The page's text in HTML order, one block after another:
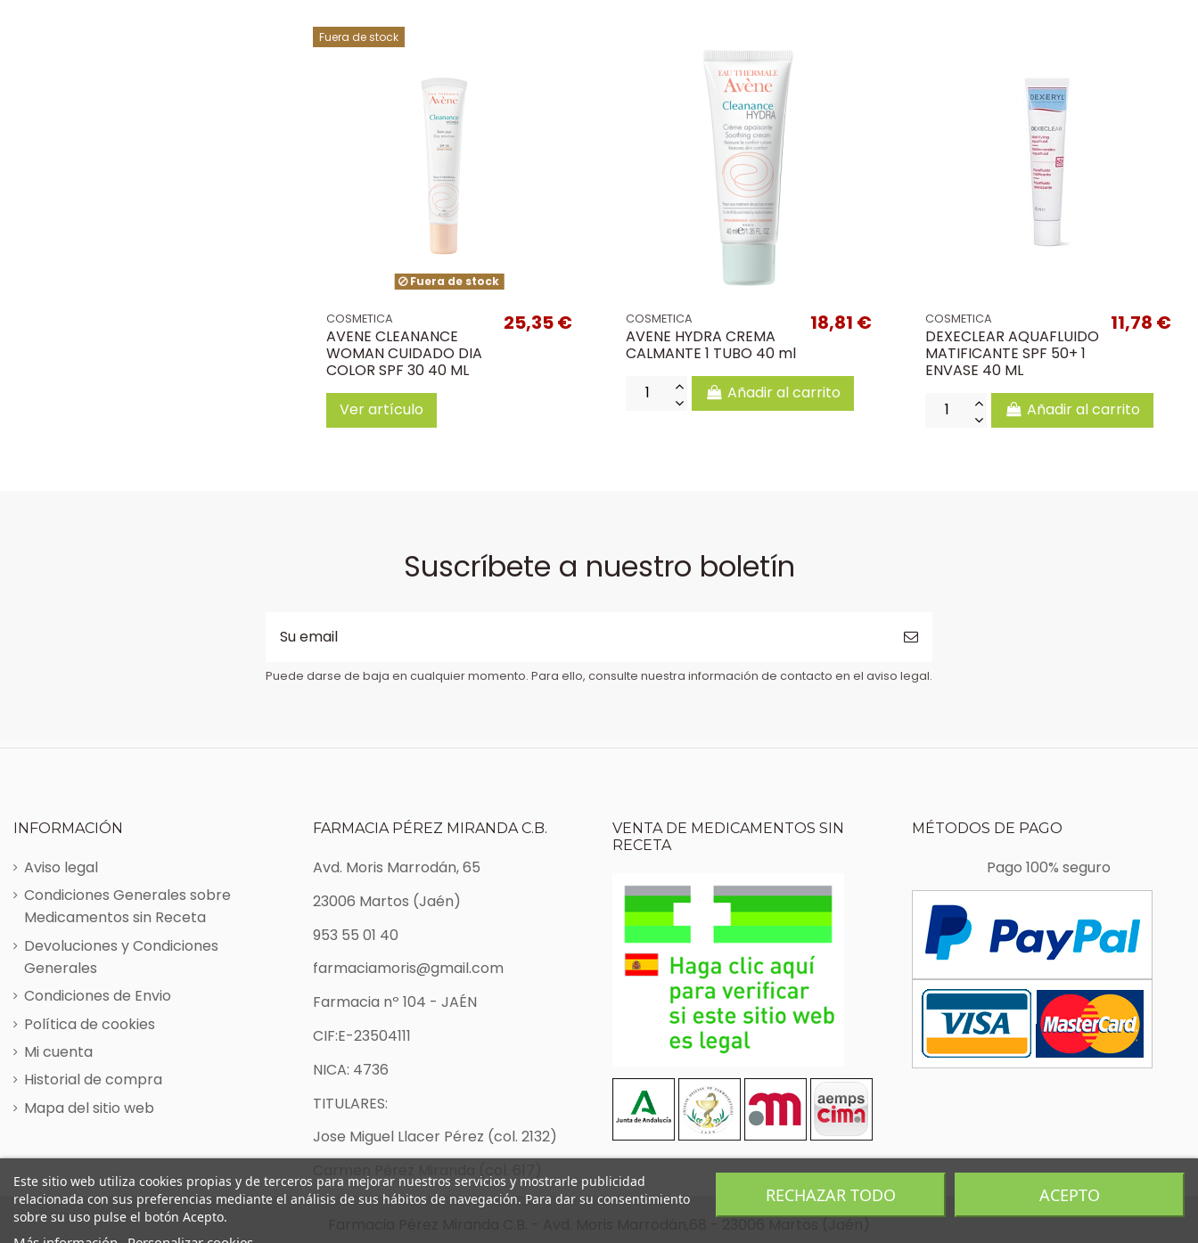
Fuera de stock
Fuera de stock
COSMETICA
AVENE CLEANANCE
WOMAN CUIDADO DIA
COLOR SPF 30 40 ML
25,35 €
Ver artículo
COSMETICA
AVENE HYDRA CREMA
CALMANTE 1 TUBO 40 ml
18,81 €
Añadir al carrito
COSMETICA
DEXECLEAR AQUAFLUIDO
MATIFICANTE SPF 50+ 1
ENVASE 40 ML
11,78 €
Añadir al carrito
Suscríbete a nuestro boletín
Puede darse de baja en cualquier momento. Para ello, consulte nuestra información de contacto en el aviso legal.
INFORMACIÓN
Aviso legal
Condiciones Generales sobre
Medicamentos sin Receta
Devoluciones y Condiciones
Generales
Condiciones de Envio
Política de cookies
Mi cuenta
Historial de compra
Mapa del sitio web
FARMACIA PÉREZ MIRANDA C.B.
Avd. Moris Marrodán, 65
23006 Martos (Jaén)
953 55 01 40
farmaciamoris@gmail.com
Farmacia nº 104 - JAÉN
CIF:E-23504111
NICA: 4736
TITULARES:
Jose Miguel Llacer Pérez (col. 2132)
VENTA DE MEDICAMENTOS SIN
RECETA
MÉTODOS DE PAGO
Pago 100% seguro
Este sitio web utiliza cookies propias y de terceros para mejorar nuestros servicios y mostrarle publicidad
relacionada con sus preferencias mediante el análisis de sus hábitos de navegación. Para dar su consentimiento
sobre su uso pulse el botón Acepto.
RECHAZAR TODO ACEPTO